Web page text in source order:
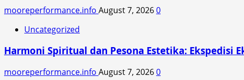
mooreperformance.info August 7, 20260
Uncategorized
Harmoni Spiritual dan Pesona Estetika: Ekspedisi
mooreperformance.info August 7, 20260